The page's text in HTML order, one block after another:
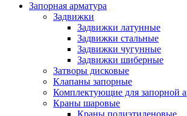
Запорная арматура
Задвижки
Задвижки латунные
Задвижки стальные
Задвижки чугунные
Задвижки шиберные
Затворы дисковые
Клапаны запорные
Комплектующие для запорной
Краны шаровые
Краны полиэтиленовые